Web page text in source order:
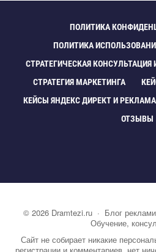
ПОЛИТИКА
ПОЛИТИКА
СТРАТЕГИЧЕСКАЯ
СТРАТЕГИЯ МАРКЕТИНГА
КЕЙСЫ ЯНДЕКС ДИРЕКТ И РЕКЛАМА
ОТЗЫВЫ
© 2026 Dramtezi.ru· Блог
Обучение,
Сайт не собирает никакие